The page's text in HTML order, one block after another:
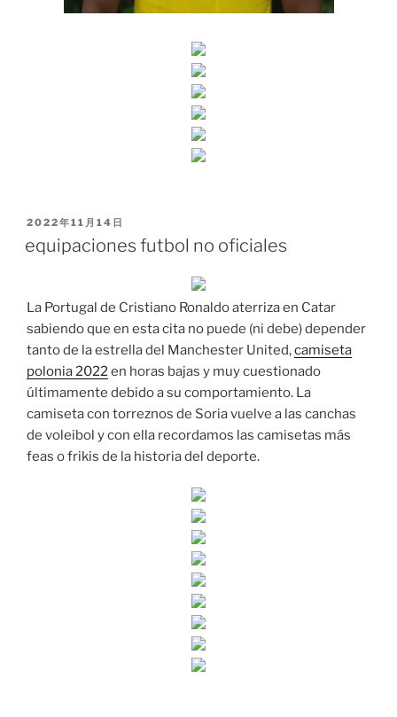
PUBLICADO
2022年11月14日
equipaciones futbol no oficiales
La Portugal de Cristiano Ronaldo aterriza en Catar
sabiendo que en esta cita no puede (ni debe) depender
tanto de la estrella del Manchester United,camiseta
polonia 2022en horas bajas y muy cuestionado
últimamente debido a su comportamiento. La
camiseta con torreznos de Soria vuelve a las canchas
de voleibol y con ella recordamos las camisetas más
feas o frikis de la historia del deporte.